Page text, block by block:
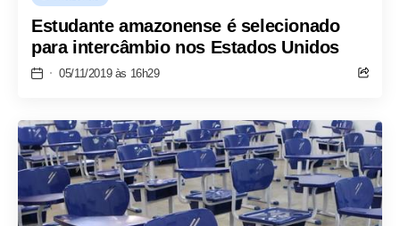
Estudante amazonense é selecionado
para intercâmbio nos Estados Unidos
05/11/2019 às 16h29